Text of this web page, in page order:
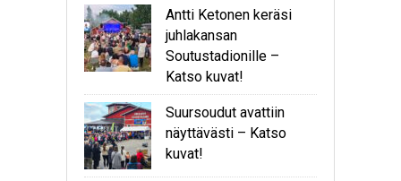
Antti Ketonen keräsi
juhlakansan
Soutustadionille –
Katso kuvat!
Suursoudut avattiin
näyttävästi – Katso
kuvat!